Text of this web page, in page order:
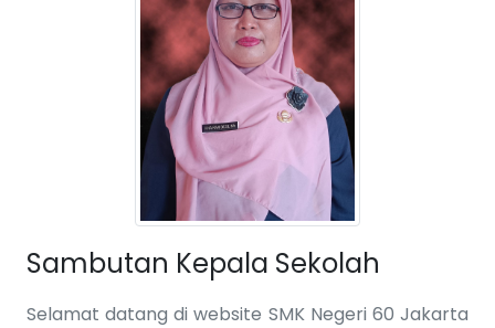
Sambutan Kepala Sekolah
Selamat datang di website SMK Negeri 60 Jakarta